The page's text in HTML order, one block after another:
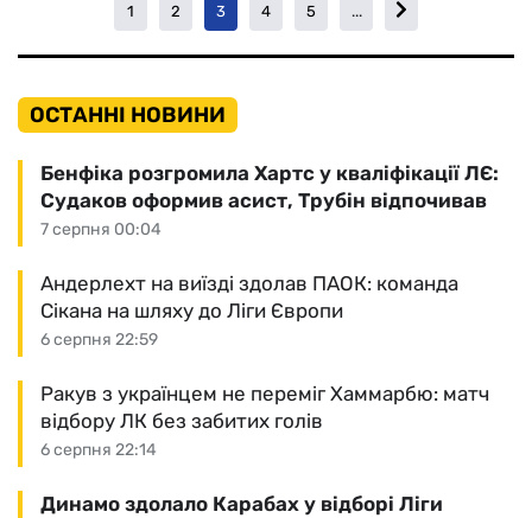
1 2 3 4 5 ...
ОСТАННІ НОВИНИ
7 серпня 00:04
Бенфіка розгромила Хартс у кваліфікації ЛЄ:
Судаков оформив асист, Трубін відпочивав
6 серпня 22:59
Андерлехт на виїзді здолав ПАОК: команда
Сікана на шляху до Ліги Європи
6 серпня 22:14
Ракув з українцем не переміг Хаммарбю: матч
відбору ЛК без забитих голів
Динамо здолало Карабах у відборі Ліги